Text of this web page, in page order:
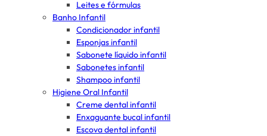
Leites e fórmulas
Banho Infantil
Condicionador infantil
Esponjas infantil
Sabonete líquido infantil
Sabonetes infantil
Shampoo infantil
Higiene Oral Infantil
Creme dental infantil
Enxaguante bucal infantil
Escova dental infantil